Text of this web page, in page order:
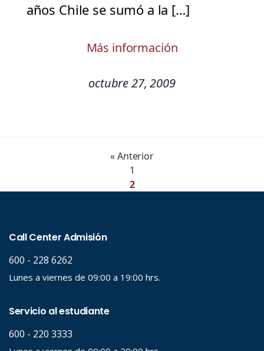
años Chile se sumó a la […]
Más información
octubre 27, 2009
« Anterior
1
2